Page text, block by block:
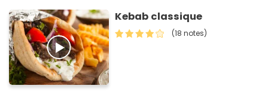
Kebab classique
(18 notes)